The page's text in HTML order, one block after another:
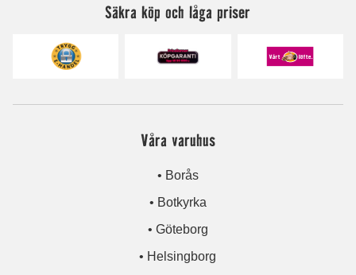
Säkra köp och låga priser
Våra varuhus
• Borås
• Botkyrka
• Göteborg
• Helsingborg